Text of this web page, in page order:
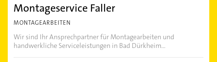
Montageservice Faller
MONTAGEARBEITEN
Wir sind Ihr Ansprechpartner für Montagearbeiten und
handwerkliche Serviceleistungen in Bad Dürkheim...